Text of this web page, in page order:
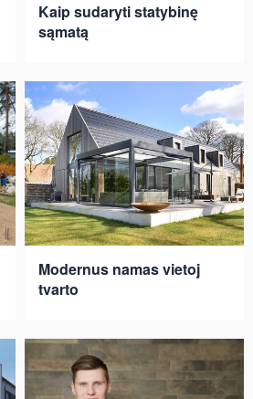
Kaip sudaryti statybinę
sąmatą
Modernus namas vietoj
tvarto